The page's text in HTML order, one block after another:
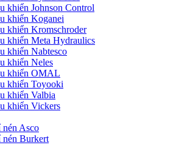
khiển Johnson Control
khiển Koganei
khiển Kromschroder
khiển Meta Hydraulics
khiển Nabtesco
khiển Neles
khiển OMAL
khiển Toyooki
khiển Valbia
khiển Vickers
nén Asco
nén Burkert